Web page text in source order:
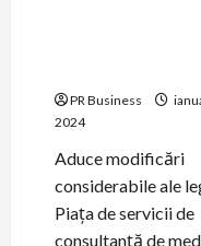
PR Business
2024
Aduce modificări
considerabile ale
Piața de servicii de
consultanță de